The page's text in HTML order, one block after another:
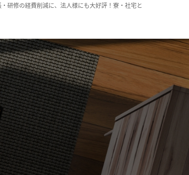
研修の経費削減に、法人様にも大好評！寮・社宅と